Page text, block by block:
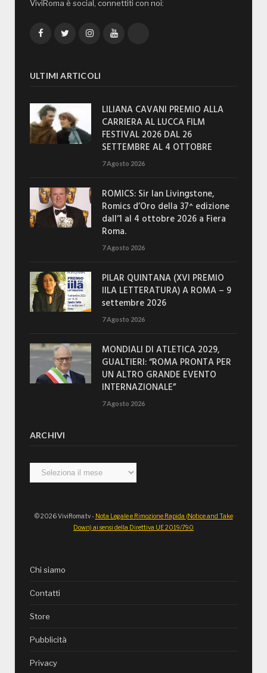
ViviRoma è social, connettiti con noi:
FacebookTwitterInstagramYouTube
ULTIMI ARTICOLI
LILIANA CAVANI PREMIO ALLA
CARRIERA AL LUCCA FILM
FESTIVAL 2026 DAL 26
SETTEMBRE AL 4 OTTOBRE
7 Agosto 2026
ROMICS: Sir Ian Livingstone,
Romics d’Oro della 37^ edizione
dall’1 al 4 ottobre 2026 a Fiera
Roma.
7 Agosto 2026
PILAR QUINTANA (XVI PREMIO
IILA LETTERATURA) A ROMA – 9
settembre 2026
7 Agosto 2026
MONDIALI DI ATLETICA 2029,
GUALTIERI: “ROMA PRONTA PER
UN ALTRO GRANDE EVENTO
INTERNAZIONALE”
7 Agosto 2026
ARCHIVI
Archivi
© 2026 ViviRoma.tv - Nota Legale e Rimozione Rapida (Notice and Take
Down) ai sensi della Direttiva UE 2019/790
Chi siamo
Contatti
Store
Pubblicità
Privacy